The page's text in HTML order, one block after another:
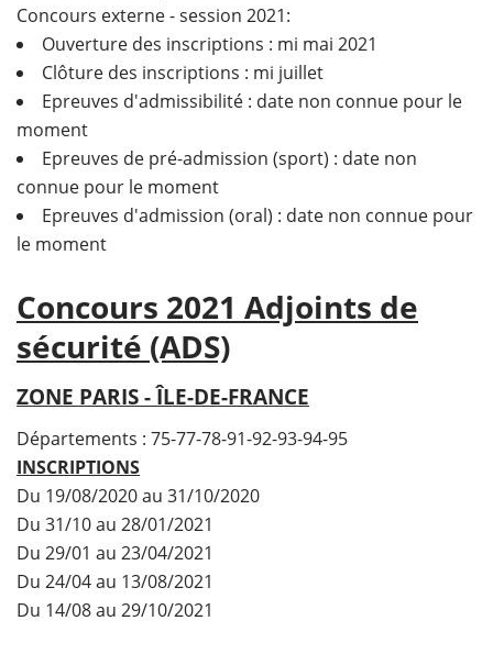
Concours externe - session 2021:
Ouverture des inscriptions : mi mai 2021
Clôture des inscriptions : mi juillet
Epreuves d'admissibilité : date non connue pour le
moment
Epreuves de pré-admission (sport) : date non
connue pour le moment
Epreuves d'admission (oral) : date non connue pour
le moment
Concours 2021 Adjoints de
sécurité (ADS)
ZONE PARIS - ÎLE-DE-FRANCE
Départements : 75-77-78-91-92-93-94-95
INSCRIPTIONS
Du 19/08/2020 au 31/10/2020
Du 31/10 au 28/01/2021
Du 29/01 au 23/04/2021
Du 24/04 au 13/08/2021
Du 14/08 au 29/10/2021